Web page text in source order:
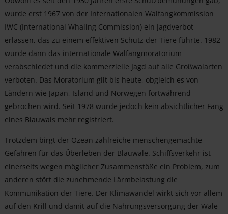
wurde erst 1967 von der Internationalen Walfangkommission
IWC (International Whaling Commission) ein Jagdverbot
erlassen, das zu einem effektiven Schutz der Tiere führte. 1982
wurde dann das internationale Walfangmoratorium
verabschiedet und die kommerzielle Jagd auf alle Großwalarten
verboten. Das Moratorium gilt bis heute, obgleich es von
Ländern wie Japan, Island und Norwegen fortwährend
gebrochen wird. Seit 1978 wurde jedoch kein absichtlicher Fang
eines Blauwals mehr registriert.
Trotzdem birgt der Ozean zahlreiche menschengemachte
Gefahren für das Überleben der Blauwale. Schiffsverkehr ist
einerseits wegen möglicher Zusammenstöße ein Problem, zum
anderen stört die zunehmende Lärmbelastung die
Kommunikation der Tiere. Der Klimawandel wirkt sich vor allem
auf den Krill und damit auf die Nahrungsversorgung der Wale